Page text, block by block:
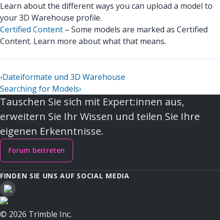
Learn about the different ways you can upload a model to
your 3D Warehouse profile.
Certified Content – Some models are marked as Certified
Content. Learn more about what that means.
‹Dateiformate und 3D Warehouse
Searching for Models›
Tauschen Sie sich mit Expert:innen aus,
erweitern Sie Ihr Wissen und teilen Sie Ihre
eigenen Erkenntnisse.
Forum beitreten
FINDEN SIE UNS AUF SOCIAL MEDIA
© 2026 Trimble Inc.